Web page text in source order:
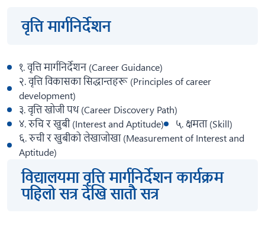
वृत्ति मार्गनिर्देशन
१. वृत्ति मार्गनिर्देशन (Career Guidance)
२. वृत्ति विकासका सिद्धान्तहरू (Principles of career
development)
३. वृत्ति खोजी पथ (Career Discovery Path)
४. रुचि र खुबी (Interest and Aptitude)
५. क्षमता (Skill)
६. रुची र खुबीको लेखाजोखा (Measurement of Interest and
Aptitude)
विद्यालयमा वृत्ति मार्गनिर्देशन कार्यक्रम
पहिलो सत्र देखि सातौ सत्र